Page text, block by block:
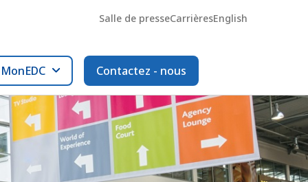
Salle de presseCarrièresEnglish
Contactez - nous